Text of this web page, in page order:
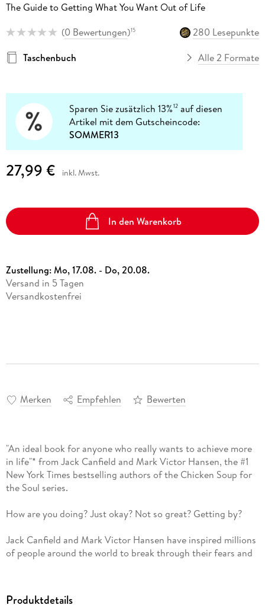
The Guide to Getting What You Want Out of Life
(0 Bewertungen)15
280 Lesepunkte
Taschenbuch
Alle 2 Formate
Sparen Sie zusätzlich 13%12 auf diesen
Artikel mit dem Gutscheincode:
SOMMER13
27,99 € inkl. Mwst.
In den Warenkorb
Zustellung:Mo, 17.08. - Do, 20.08.
Versand in 5 Tagen
Versandkostenfrei
Merken Empfehlen Bewerten
"An ideal book for anyone who really wants to achieve more
in life"* from Jack Canfield and Mark Victor Hansen, the #1
New York Times bestselling authors of the Chicken Soup for
the Soul series.
How are you doing? Just okay? Not so great? Getting by?
Jack Canfield and Mark Victor Hansen have inspired millions
of people around the world to break through their fears and
Produktdetails